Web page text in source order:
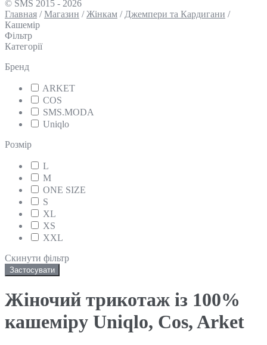
© SMS 2015 - 2026
Главная /Магазин /Жінкам / Джемпери та Кардигани /
Кашемір
Фільтр
Категорії
Бренд
ARKET
COS
SMS.MODA
Uniqlo
Розмір
L
M
ONE SIZE
S
XL
XS
XXL
Скинути фільтр
Застосувати
Жіночий трикотаж із 100%
кашеміру Uniqlo, Cos, Arket